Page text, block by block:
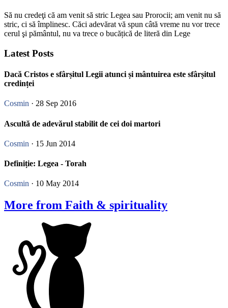
Să nu credeţi că am venit să stric Legea sau Prorocii; am venit nu să
stric, ci să împlinesc. Căci adevărat vă spun câtă vreme nu vor trece
cerul şi pământul, nu va trece o bucățică de literă din Lege
Latest Posts
Dacă Cristos e sfârșitul Legii atunci și mântuirea este sfârșitul
credinței
Cosmin · 28 Sep 2016
Ascultă de adevărul stabilit de cei doi martori
Cosmin · 15 Jun 2014
Definiție: Legea - Torah
Cosmin · 10 May 2014
More from Faith & spirituality